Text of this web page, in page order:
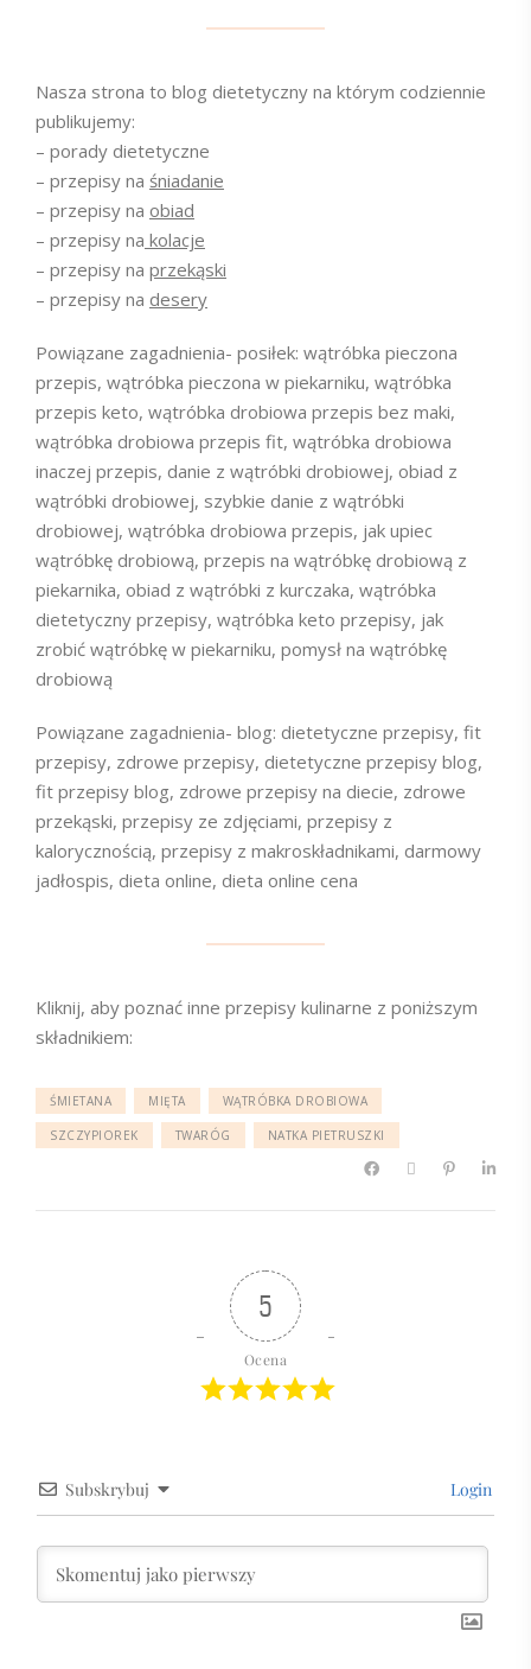
Nasza strona to blog dietetyczny na którym codziennie
publikujemy:
– porady dietetyczne
– przepisy na śniadanie
– przepisy na obiad
– przepisy na kolacje
– przepisy na przekąski
– przepisy na desery
Powiązane zagadnienia- posiłek: wątróbka pieczona
przepis, wątróbka pieczona w piekarniku, wątróbka
przepis keto, wątróbka drobiowa przepis bez maki,
wątróbka drobiowa przepis fit, wątróbka drobiowa
inaczej przepis, danie z wątróbki drobiowej, obiad z
wątróbki drobiowej, szybkie danie z wątróbki
drobiowej, wątróbka drobiowa przepis, jak upiec
wątróbkę drobiową, przepis na wątróbkę drobiową z
piekarnika, obiad z wątróbki z kurczaka, wątróbka
dietetyczny przepisy, wątróbka keto przepisy, jak
zrobić wątróbkę w piekarniku, pomysł na wątróbkę
drobiową
Powiązane zagadnienia- blog: dietetyczne przepisy, fit
przepisy, zdrowe przepisy, dietetyczne przepisy blog,
fit przepisy blog, zdrowe przepisy na diecie, zdrowe
przekąski, przepisy ze zdjęciami, przepisy z
kalorycznością, przepisy z makroskładnikami, darmowy
jadłospis, dieta online, dieta online cena
Kliknij, aby poznać inne przepisy kulinarne z poniższym
składnikiem:
ŚMIETANA MIĘTA WĄTRÓBKA DROBIOWA
SZCZYPIOREK TWARÓG NATKA PIETRUSZKI
5
Ocena
Subskrybuj Login